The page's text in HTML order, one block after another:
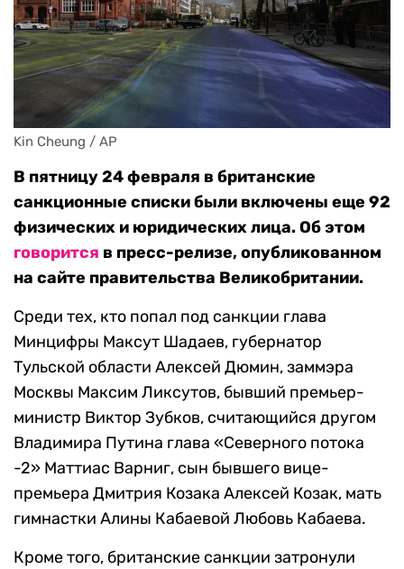
Kin Cheung / AP
В пятницу 24 февраля в британские
санкционные списки были включены еще 92
физических и юридических лица. Об этом
говорится в пресс-релизе, опубликованном
на сайте правительства Великобритании.
Среди тех, кто попал под санкции глава
Минцифры Максут Шадаев, губернатор
Тульской области Алексей Дюмин, заммэра
Москвы Максим Ликсутов, бывший премьер-
министр Виктор Зубков, считающийся другом
Владимира Путина глава «Северного потока
-2» Маттиас Варниг, сын бывшего вице-
премьера Дмитрия Козака Алексей Козак, мать
гимнастки Алины Кабаевой Любовь Кабаева.
Кроме того, британские санкции затронули